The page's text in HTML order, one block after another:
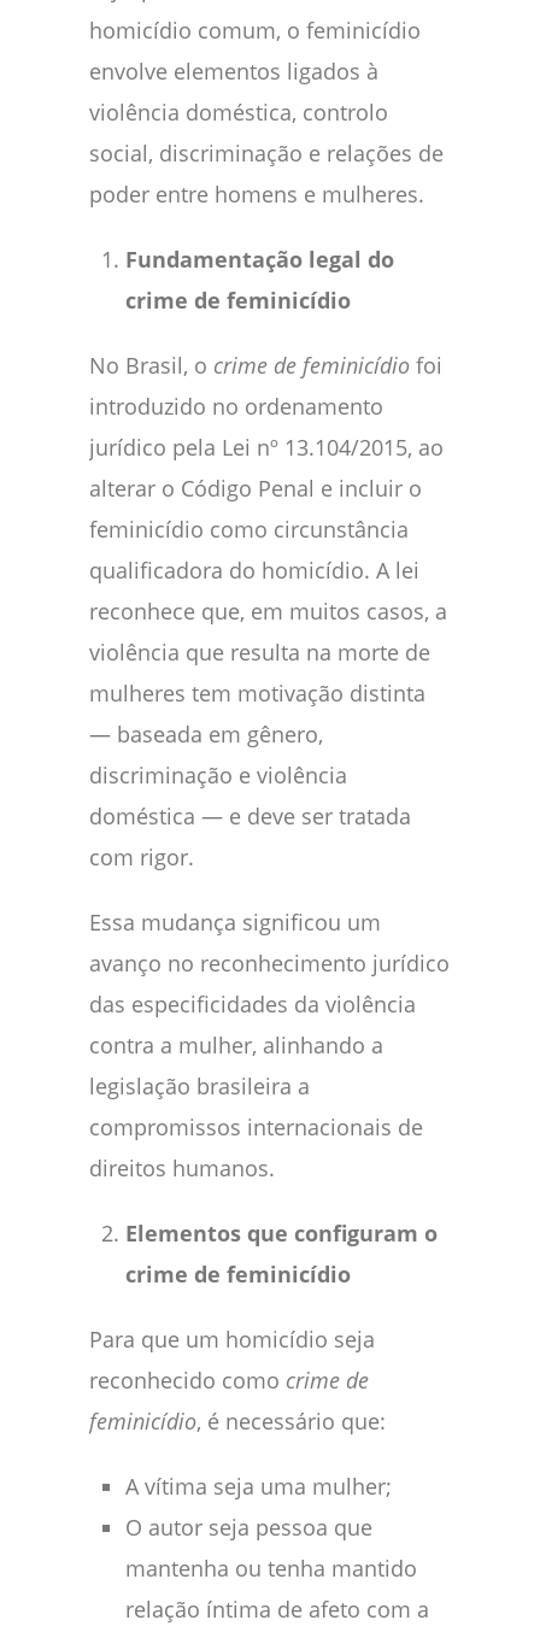
homicídio comum, o feminicídio
envolve elementos ligados à
violência doméstica, controlo
social, discriminação e relações de
poder entre homens e mulheres.
Fundamentação legal do
crime de feminicídio
No Brasil, o crime de feminicídio foi
introduzido no ordenamento
jurídico pela Lei nº 13.104/2015, ao
alterar o Código Penal e incluir o
feminicídio como circunstância
qualificadora do homicídio. A lei
reconhece que, em muitos casos, a
violência que resulta na morte de
mulheres tem motivação distinta
— baseada em gênero,
discriminação e violência
doméstica — e deve ser tratada
com rigor.
Essa mudança significou um
avanço no reconhecimento jurídico
das especificidades da violência
contra a mulher, alinhando a
legislação brasileira a
compromissos internacionais de
direitos humanos.
Elementos que configuram o
crime de feminicídio
Para que um homicídio seja
reconhecido como crime de
feminicídio, é necessário que:
A vítima seja uma mulher;
O autor seja pessoa que
mantenha ou tenha mantido
relação íntima de afeto com a